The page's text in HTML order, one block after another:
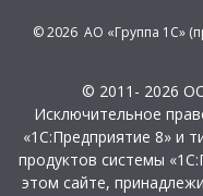
© 2026 АО «Группа 1С»
© 2011- 2026
Исключительное
«1С:Предприятие 8» и
продуктов системы
этом сайте,